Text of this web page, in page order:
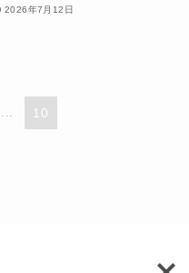
2026年7月12日
10